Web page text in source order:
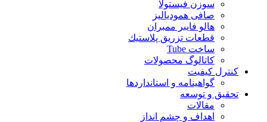
سوزن فیستولا
صافی همودیالیز
هالو فایبر ممبران
قطعات تزريق پلاستيك
ساخت Tube
کاتالوگ محصولات
کنترل کیفیت
گواهينامه و استانداردها
تحقيق و توسعه
مقالات
اهداف و چشم انداز